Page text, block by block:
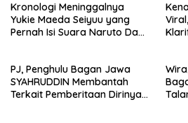
Kronologi Meninggalnya
Yukie Maeda Seiyuu yang
Pernah Isi Suara Naruto Dan
PJ, Penghulu Bagan Jawa
SYAHRUDDIN Membantah
Terkait Pemberitaan Dirinya